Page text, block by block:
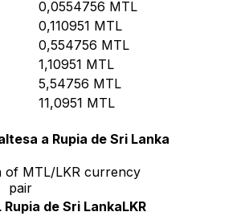
0,0554756 MTL
0,110951 MTL
0,554756 MTL
1,10951 MTL
5,54756 MTL
11,0951 MTL
a Rupia de Sri Lanka
of MTL/LKR currency
pair
Rupia de Sri LankaLKR